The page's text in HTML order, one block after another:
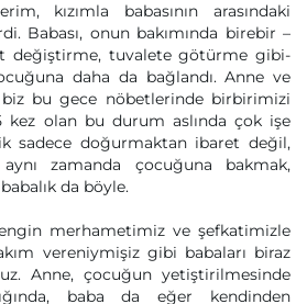
kızımla babasının arasındaki
Babası, onun bakımında birebir –
değiştirme, tuvalete götürme gibi-
daha da bağlandı. Anne ve
biz bu gece nöbetlerinde birbirimizi
kez olan bu durum aslında çok işe
sadece doğurmaktan ibaret değil,
zamanda çocuğuna bakmak,
da böyle.
merhametimiz ve şefkatimizle
vereniymişiz gibi babaları biraz
Anne, çocuğun yetiştirilmesinde
baba da eğer kendinden